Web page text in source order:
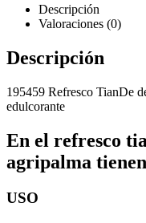
Descripción
Valoraciones (0)
Descripción
195459 Refresco TianDe
edulcorante
En el refresco
agripalma
USO